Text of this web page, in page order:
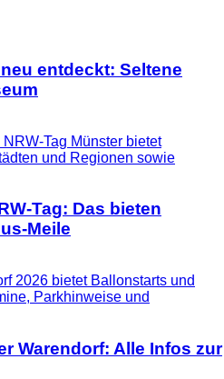
entdeckt: Seltene
Tag: Das bieten
Meile
Warendorf: Alle Infos zur